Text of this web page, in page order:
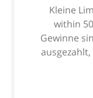
Kleine
within
Gewinne